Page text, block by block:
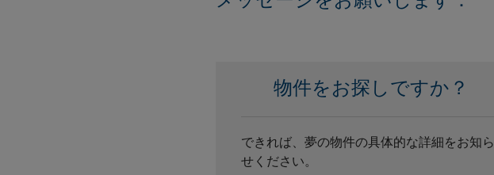
物件をお探しですか？
できれば、夢の物件の具体的な詳細をお知ら
せください。